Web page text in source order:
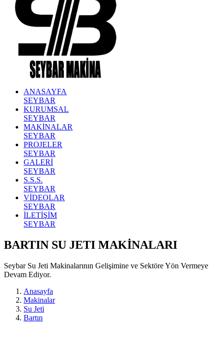
ANASAYFA
SEYBAR
KURUMSAL
SEYBAR
MAKİNALAR
SEYBAR
PROJELER
SEYBAR
GALERİ
SEYBAR
S.S.S.
SEYBAR
VİDEOLAR
SEYBAR
İLETİŞİM
SEYBAR
BARTIN SU JETI MAKİNALARI
Seybar Su Jeti Makinalarının Gelişimine ve Sektöre Yön Vermeye
Devam Ediyor.
Anasayfa
Makinalar
Su Jeti
Bartın